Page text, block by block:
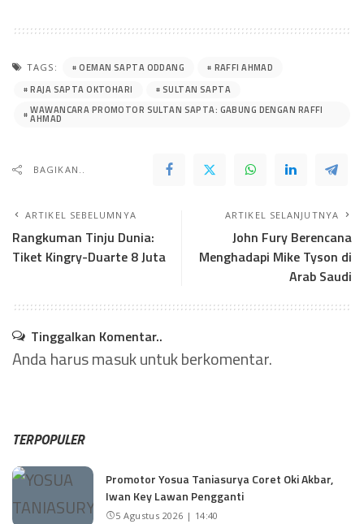
TAGS: OEMAN SAPTA ODDANG
RAFFI AHMAD
RAJA SAPTA OKTOHARI
SULTAN SAPTA
WAWANCARA PROMOTOR SULTAN SAPTA: GABUNG DENGAN RAFFI
AHMAD
BAGIKAN..
ARTIKEL SEBELUMNYA
Rangkuman Tinju Dunia:
Tiket Kingry-Duarte 8 Juta
ARTIKEL SELANJUTNYA
John Fury Berencana
Menghadapi Mike Tyson di
Arab Saudi
Tinggalkan Komentar..
Anda harusmasukuntuk berkomentar.
TERPOPULER
Promotor Yosua Taniasurya Coret Oki Akbar,
Iwan Key Lawan Pengganti
5 Agustus 2026 | 14:40